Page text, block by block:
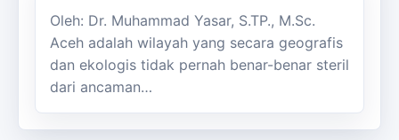
Oleh: Dr. Muhammad Yasar, S.TP., M.Sc.
Aceh adalah wilayah yang secara geografis
dan ekologis tidak pernah benar-benar steril
dari ancaman…